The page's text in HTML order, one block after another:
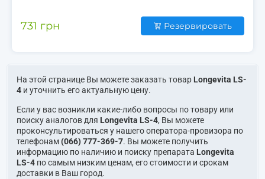
Резервировать
731 грн
На этой странице Вы можете заказать товар Longevita LS-
4 и уточнить его актуальную цену.
Если у вас возникли какие-либо вопросы по товару или
поиску аналогов для Longevita LS-4, Вы можете
проконсультироваться у нашего оператора-провизора по
телефонам (066) 777-369-7. Вы можете получить
информацию по наличию и поиску препарата Longevita
LS-4 по самым низким ценам, его стоимости и срокам
доставки в Ваш город.